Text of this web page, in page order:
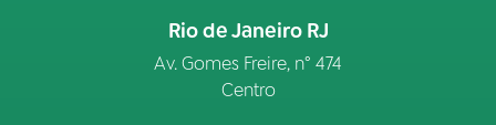
Rio de Janeiro RJ
Av. Gomes Freire, n° 474
Centro